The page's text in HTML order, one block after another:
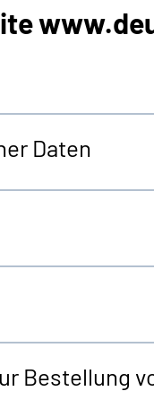
Daten
Bestellung